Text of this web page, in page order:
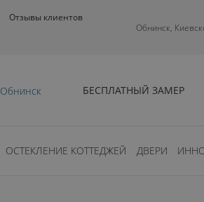
Отзывы клиентов
Обнинск,
Обнинск БЕСПЛАТНЫЙ ЗАМЕР
ОСТЕКЛЕНИЕ КОТТЕДЖЕЙ ДВЕРИ